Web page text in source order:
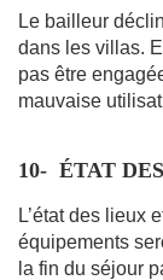
Le bailleur
dans les villas.
pas être
mauvaise
10- ÉTAT
L’état des lieux
équipements
la fin du séjour